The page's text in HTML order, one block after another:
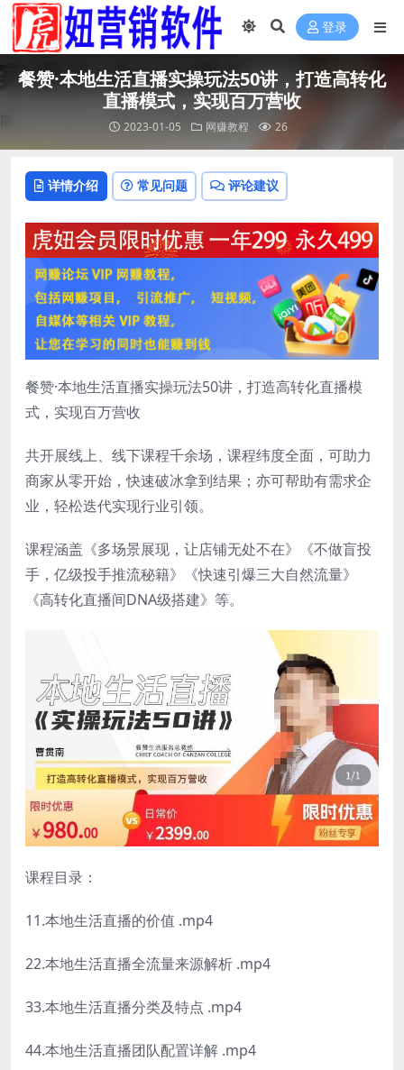
登录
餐赞·本地生活直播实操玩法50讲，​打造高转化
直播模式，实现百万营收
2023-01-05 网赚教程 26
详情介绍 常见问题 评论建议
餐赞·本地生活直播实操玩法50讲，​打造高转化直播模
式，实现百万营收
共开展线上、线下课程千余场，课程纬度全面，可助力
商家从零开始，快速破冰拿到结果；亦可帮助有需求企
业，轻松迭代实现行业引领。
课程涵盖《多场景展现，让店铺无处不在》《不做盲投
手，亿级投手推流秘籍》《快速引爆三大自然流量》
《高转化直播间DNA级搭建》等。
课程目录：
11.本地生活直播的价值 .mp4
22.本地生活直播全流量来源解析 .mp4
33.本地生活直播分类及特点 .mp4
44.本地生活直播团队配置详解 .mp4